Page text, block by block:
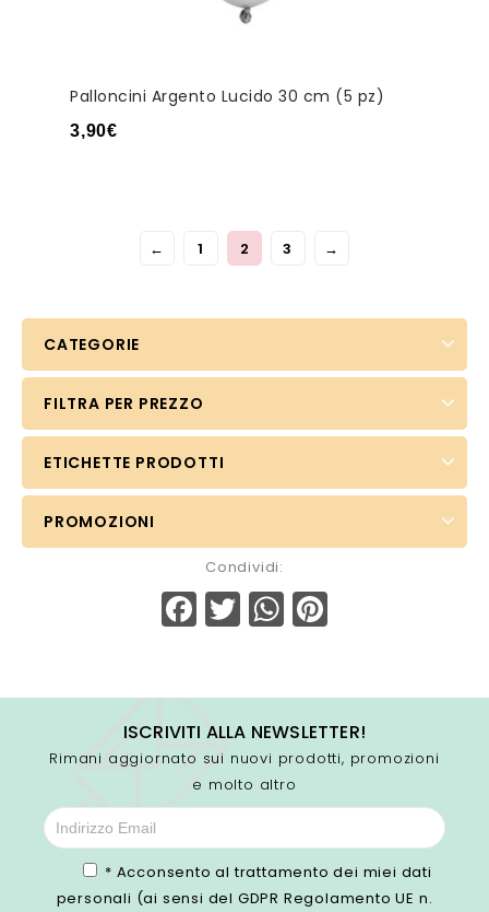
Palloncini Argento Lucido 30 cm (5 pz)
3,90€
← 1 2 3 →
CATEGORIE
FILTRA PER PREZZO
ETICHETTE PRODOTTI
PROMOZIONI
Condividi:
Facebook
TwitterWhatsApp
ISCRIVITI ALLA NEWSLETTER!
Rimani aggiornato sui nuovi prodotti, promozioni
e molto altro
* Acconsento al trattamento dei miei dati
personali (ai sensi del GDPR Regolamento UE n.